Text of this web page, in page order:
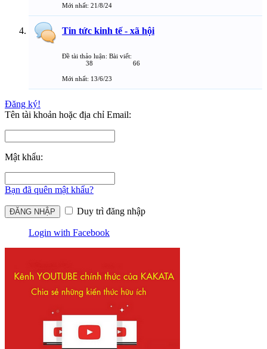
21/8/24
Tin tức kinh tế - xã hội
Đề tài thảo luận:
38
Bài viết:
66
13/6/23
Đăng ký!
Tên tài khoản hoặc địa chỉ Email:
Mật khẩu:
Bạn đã quên mật khẩu?
Duy trì đăng nhập
Login with Facebook